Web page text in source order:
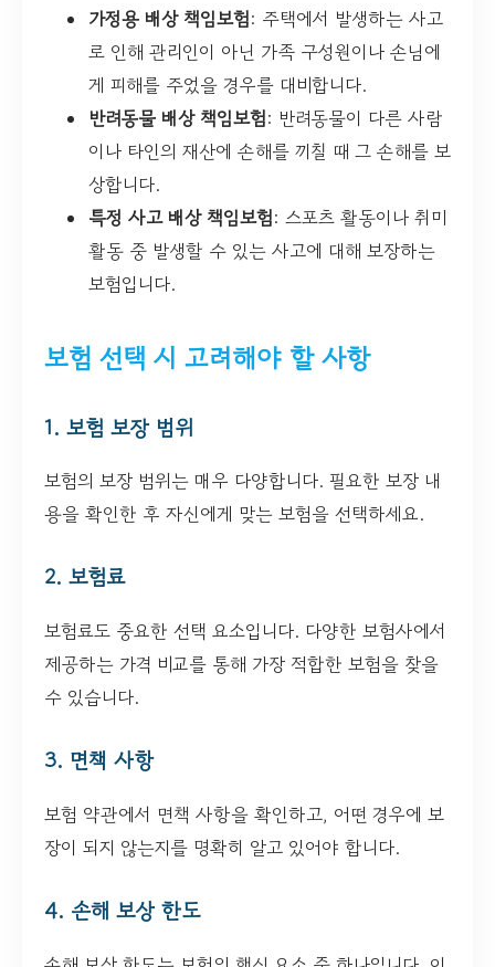
가정용 배상 책임보험: 주택에서 발생하는 사고
로 인해 관리인이 아닌 가족 구성원이나 손님에
게 피해를 주었을 경우를 대비합니다.
반려동물 배상 책임보험: 반려동물이 다른 사람
이나 타인의 재산에 손해를 끼칠 때 그 손해를 보
상합니다.
특정 사고 배상 책임보험: 스포츠 활동이나 취미
활동 중 발생할 수 있는 사고에 대해 보장하는
보험입니다.
보험 선택 시 고려해야 할 사항
1. 보험 보장 범위
보험의 보장 범위는 매우 다양합니다. 필요한 보장 내
용을 확인한 후 자신에게 맞는 보험을 선택하세요.
2. 보험료
보험료도 중요한 선택 요소입니다. 다양한 보험사에서
제공하는 가격 비교를 통해 가장 적합한 보험을 찾을
수 있습니다.
3. 면책 사항
보험 약관에서 면책 사항을 확인하고, 어떤 경우에 보
장이 되지 않는지를 명확히 알고 있어야 합니다.
4. 손해 보상 한도